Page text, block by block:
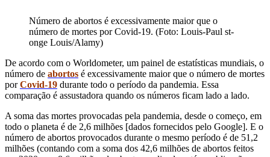
Número de abortos é excessivamente maior que o
número de mortes por Covid-19. (Foto: Louis-Paul st-
onge Louis/Alamy)
De acordo com o Worldometer, um painel de estatísticas mundiais, o
número de abortos é excessivamente maior que o número de mortes
porCovid-19 durante todo o período da pandemia. Essa
comparação é assustadora quando os números ficam lado a lado.
A soma das mortes provocadas pela pandemia, desde o começo, em
todo o planeta é de 2,6 milhões [dados fornecidos pelo Google]. E o
número de abortos provocados durante o mesmo período é de 51,2
milhões (contando com a soma dos 42,6 milhões de abortos feitos